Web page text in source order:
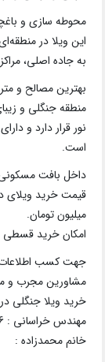
محوطه سازی و
به جاده اصلی،
بهترین مصالح و
منطقه جنگلی و
نور قرار دارد و
است.
داخل بافت
میلیون تومان.
امکان خرید قسطی
جهت کسب اطلاعات
مشاورین مجرب و
خرید ویلا جنگلی
مهندس خراسانی : 09112007866
خانم محمدزاده :